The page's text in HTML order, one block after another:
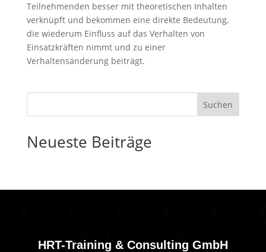
Teilnehmenden besser mit theoretischen Inhalten
verknüpft und bekommen eine direkte Bedeutung,
die wiederum Einfluss auf das Verhalten von
Einsatzkräften nimmt und zu einer
Verhaltensänderung beiträgt.
Suchen
Neueste Beiträge
HRT-Training & Consulting GmbH